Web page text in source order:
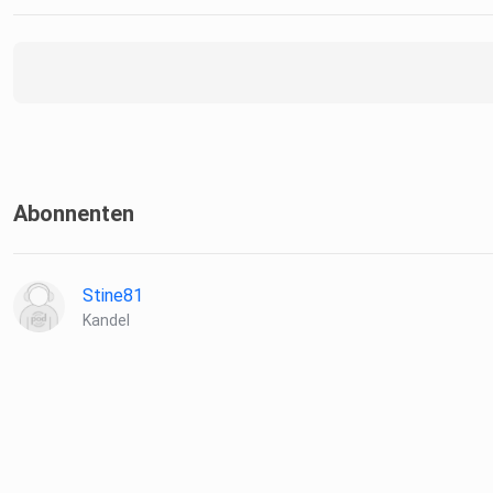
Abonnenten
Stine81
Kandel